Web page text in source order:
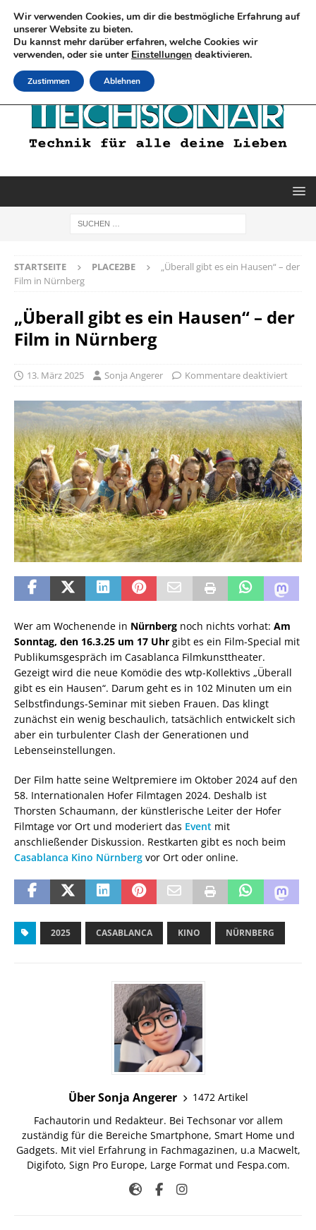
STARTSEITE PLACE2BE
„Überall gibt es ein Hausen“ – der
Film in Nürnberg
„Überall gibt es ein Hausen“ – der
Film in Nürnberg
13. März 2025 Sonja Angerer Kommentare deaktiviert
Wer am Wochenende in Nürnberg noch nichts vorhat: Am
Sonntag, den 16.3.25 um 17 Uhr gibt es ein Film-Special mit
Publikumsgespräch im Casablanca Filmkunsttheater.
Gezeigt wird die neue Komödie des wtp-Kollektivs „Überall
gibt es ein Hausen“. Darum geht es in 102 Minuten um ein
Selbstfindungs-Seminar mit sieben Frauen. Das klingt
zunächst ein wenig beschaulich, tatsächlich entwickelt sich
aber ein turbulenter Clash der Generationen und
Lebenseinstellungen.
Der Film hatte seine Weltpremiere im Oktober 2024 auf den
58. Internationalen Hofer Filmtagen 2024. Deshalb ist
Thorsten Schaumann, der künstlerische Leiter der Hofer
Filmtage vor Ort und moderiert das Event mit
anschließender Diskussion. Restkarten gibt es noch beim
Casablanca Kino Nürnberg vor Ort oder online.
2025 CASABLANCA KINO NÜRNBERG
Über Sonja Angerer
1472 Artikel
Fachautorin und Redakteur. Bei Techsonar vor allem
zuständig für die Bereiche Smartphone, Smart Home und
Gadgets. Mit viel Erfahrung in Fachmagazinen, u.a Macwelt,
Digifoto, Sign Pro Europe, Large Format und Fespa.com.
Wir verwenden Cookies, um dir die bestmögliche Erfahrung auf
unserer Website zu bieten.
Du kannst mehr darüber erfahren, welche Cookies wir
verwenden, oder sie unter Einstellungen deaktivieren.
Zustimmen Ablehnen